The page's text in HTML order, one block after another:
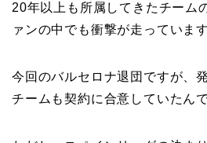
20年以上も所属してきたチーム
ァンの中でも衝撃が走っています
今回のバルセロナ退団ですが、
チームも契約に合意していたんで